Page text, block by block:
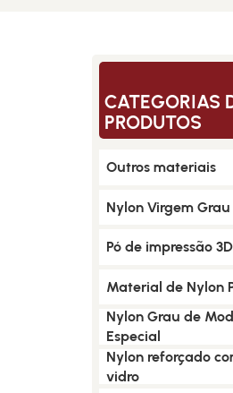
CATEGORIAS
PRODUTOS
Outros materiais
Nylon Virgem Grau
Pó de impressão
Material de Nylon
Nylon Grau de
Especial
Nylon reforçado
vidro